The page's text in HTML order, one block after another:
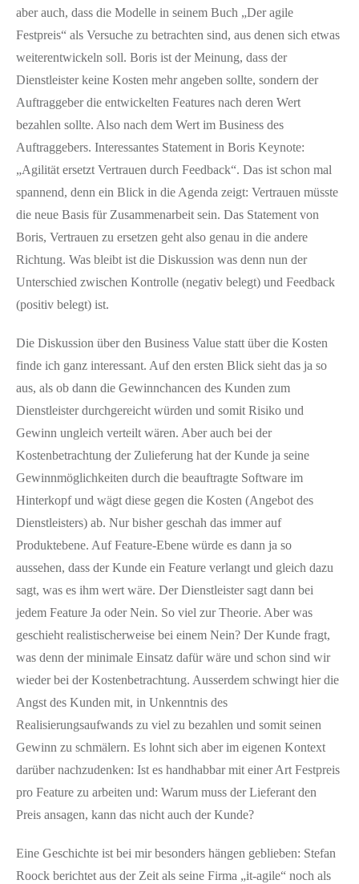
aber auch, dass die Modelle in seinem Buch „Der agile
Festpreis“ als Versuche zu betrachten sind, aus denen sich etwas
weiterentwickeln soll. Boris ist der Meinung, dass der
Dienstleister keine Kosten mehr angeben sollte, sondern der
Auftraggeber die entwickelten Features nach deren Wert
bezahlen sollte. Also nach dem Wert im Business des
Auftraggebers. Interessantes Statement in Boris Keynote:
„Agilität ersetzt Vertrauen durch Feedback“. Das ist schon mal
spannend, denn ein Blick in die Agenda zeigt: Vertrauen müsste
die neue Basis für Zusammenarbeit sein. Das Statement von
Boris, Vertrauen zu ersetzen geht also genau in die andere
Richtung. Was bleibt ist die Diskussion was denn nun der
Unterschied zwischen Kontrolle (negativ belegt) und Feedback
(positiv belegt) ist.
Die Diskussion über den Business Value statt über die Kosten
finde ich ganz interessant. Auf den ersten Blick sieht das ja so
aus, als ob dann die Gewinnchancen des Kunden zum
Dienstleister durchgereicht würden und somit Risiko und
Gewinn ungleich verteilt wären. Aber auch bei der
Kostenbetrachtung der Zulieferung hat der Kunde ja seine
Gewinnmöglichkeiten durch die beauftragte Software im
Hinterkopf und wägt diese gegen die Kosten (Angebot des
Dienstleisters) ab. Nur bisher geschah das immer auf
Produktebene. Auf Feature-Ebene würde es dann ja so
aussehen, dass der Kunde ein Feature verlangt und gleich dazu
sagt, was es ihm wert wäre. Der Dienstleister sagt dann bei
jedem Feature Ja oder Nein. So viel zur Theorie. Aber was
geschieht realistischerweise bei einem Nein? Der Kunde fragt,
was denn der minimale Einsatz dafür wäre und schon sind wir
wieder bei der Kostenbetrachtung. Ausserdem schwingt hier die
Angst des Kunden mit, in Unkenntnis des
Realisierungsaufwands zu viel zu bezahlen und somit seinen
Gewinn zu schmälern. Es lohnt sich aber im eigenen Kontext
darüber nachzudenken: Ist es handhabbar mit einer Art Festpreis
pro Feature zu arbeiten und: Warum muss der Lieferant den
Preis ansagen, kann das nicht auch der Kunde?
Eine Geschichte ist bei mir besonders hängen geblieben: Stefan
Roock berichtet aus der Zeit als seine Firma „it-agile“ noch als